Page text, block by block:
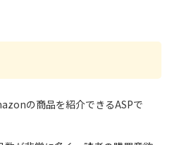
の商品を紹介できるASPで